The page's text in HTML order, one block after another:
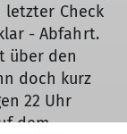
Check
- Abfahrt.
über den
doch kurz
22 Uhr
dem